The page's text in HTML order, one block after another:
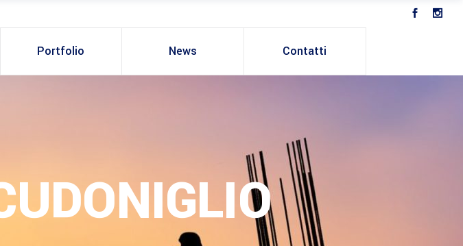
Portfolio News Contatti